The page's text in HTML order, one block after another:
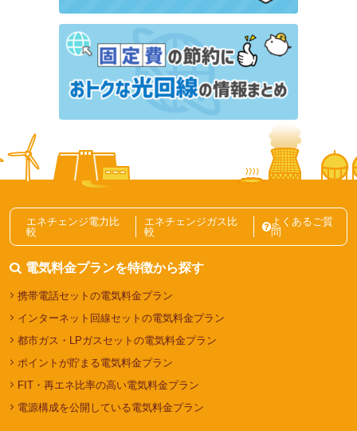
法人 法人の電気代削減事例
製造業・工場の電気代を削減する方法とは？節電アイ
デアも紹介
高圧電力
【無料診断】高圧電力の比較・一括見積もり。新電力
比較で電気代を削減しませんか？
高圧電力
法人･高圧電力の電気代削減事例記事一覧
エネチェンジ電力比
較
エネチェンジガス比
較
よくあるご質
問
電気料金プランを特徴から探す
携帯電話セットの電気料金プラン
インターネット回線セットの電気料金プラン
都市ガス・LPガスセットの電気料金プラン
ポイントが貯まる電気料金プラン
FIT・再エネ比率の高い電気料金プラン
電源構成を公開している電気料金プラン